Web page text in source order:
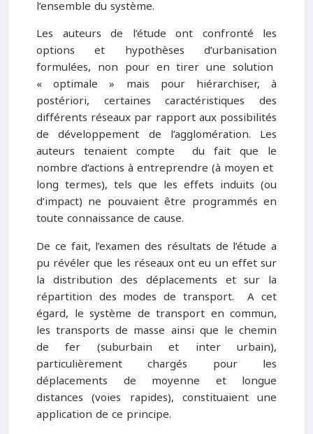
l’ensemble du système.
Les auteurs de l’étude ont confronté les
options et hypothèses d’urbanisation
formulées, non pour en tirer une solution
« optimale » mais pour hiérarchiser, à
postériori, certaines caractéristiques des
différents réseaux par rapport aux possibilités
de développement de l’agglomération. Les
auteurs tenaient compte du fait que le
nombre d’actions à entreprendre (à moyen et
long termes), tels que les effets induits (ou
d’impact) ne pouvaient être programmés en
toute connaissance de cause.
De ce fait, l’examen des résultats de l’étude a
pu révéler que les réseaux ont eu un effet sur
la distribution des déplacements et sur la
répartition des modes de transport. A cet
égard, le système de transport en commun,
les transports de masse ainsi que le chemin
de fer (suburbain et inter urbain),
particulièrement chargés pour les
déplacements de moyenne et longue
distances (voies rapides), constituaient une
application de ce principe.